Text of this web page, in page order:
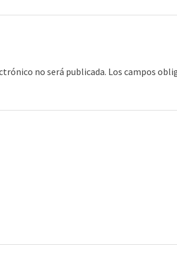
no será publicada. Los campos